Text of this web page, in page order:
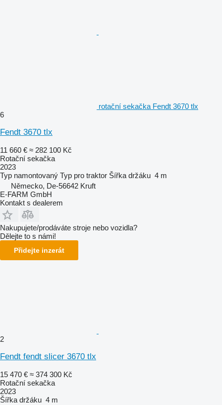
rotační sekačka Fendt 3670 tlx
6
Fendt 3670 tlx
11 660 € ≈ 282 100 Kč
Rotační sekačka
2023
Typ namontovaný Typ pro traktor Šířka držáku 4 m
Německo, De-56642 Kruft
E-FARM GmbH
Kontakt s dealerem
Nakupujete/prodáváte stroje nebo vozidla?
Dělejte to s námi!
Přidejte inzerát
2
Fendt fendt slicer 3670 tlx
15 470 € ≈ 374 300 Kč
Rotační sekačka
2023
Šířka držáku 4 m